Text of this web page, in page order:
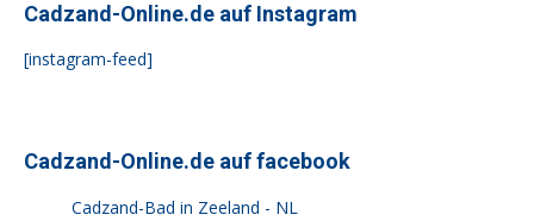
Cadzand-Online.de auf Instagram
[instagram-feed]
Cadzand-Online.de auf facebook
Cadzand-Bad in Zeeland - NL